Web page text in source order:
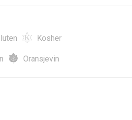
Kosher
Oransjevin